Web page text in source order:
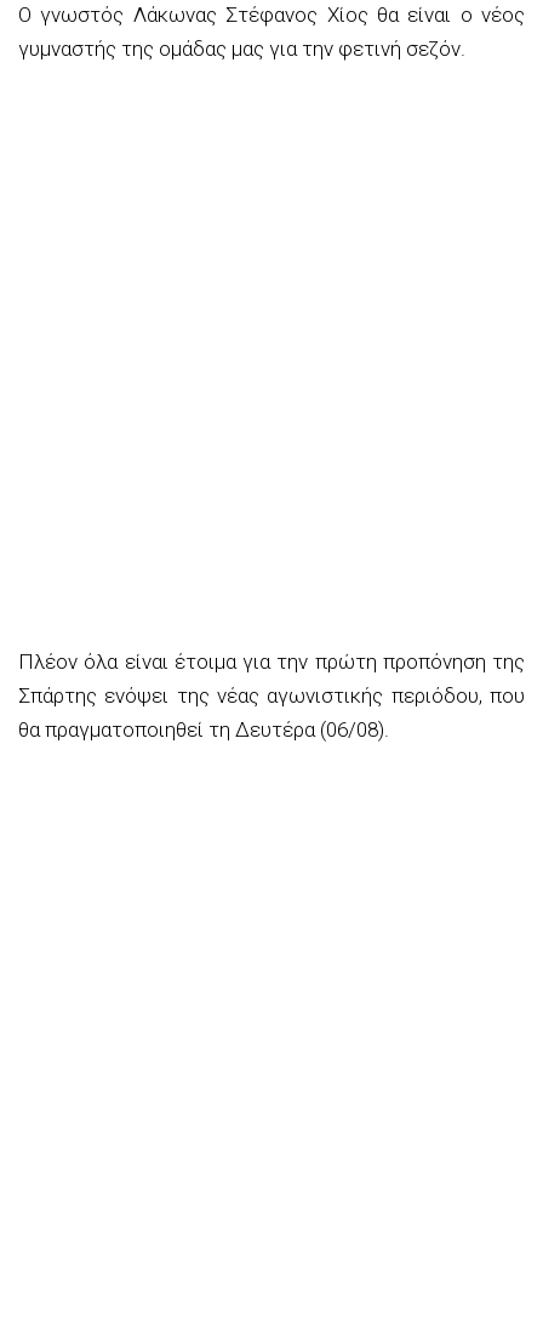
Ο γνωστός Λάκωνας Στέφανος Χίος θα είναι ο νέος
γυμναστής της ομάδας μας για την φετινή σεζόν.
Πλέον όλα είναι έτοιμα για την πρώτη προπόνηση της
Σπάρτης ενόψει της νέας αγωνιστικής περιόδου, που
θα πραγματοποιηθεί τη Δευτέρα (06/08).